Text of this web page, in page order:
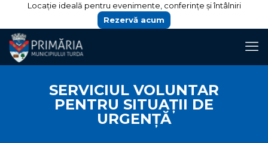
Locație ideală pentru evenimente, conferințe și întâlniri
Rezervă acum
SERVICIUL VOLUNTAR
PENTRU SITUAŢII DE
URGENŢĂ